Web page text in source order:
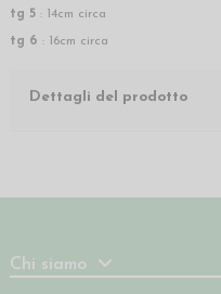
tg 5 : 14cm circa
tg 6 : 16cm circa
Dettagli del prodotto
Chi siamo